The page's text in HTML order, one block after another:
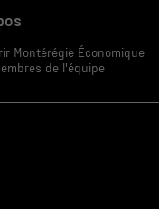
Montérégie Économique
de l'équipe